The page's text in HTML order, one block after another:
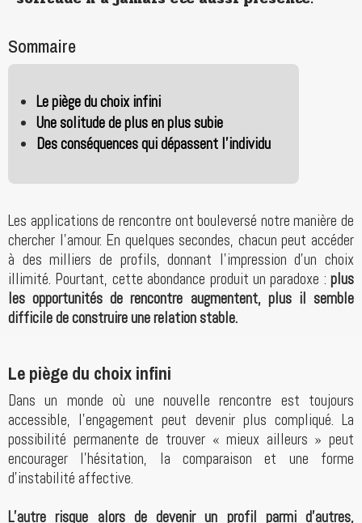
Sommaire
Le piège du choix infini
Une solitude de plus en plus subie
Des conséquences qui dépassent l’individu
Les applications de rencontre ont bouleversé notre manière de
chercher l’amour. En quelques secondes, chacun peut accéder
à des milliers de profils, donnant l’impression d’un choix
illimité. Pourtant, cette abondance produit un paradoxe : plus
les opportunités de rencontre augmentent, plus il semble
difficile de construire une relation stable.
Le piège du choix infini
Dans un monde où une nouvelle rencontre est toujours
accessible, l’engagement peut devenir plus compliqué. La
possibilité permanente de trouver « mieux ailleurs » peut
encourager l’hésitation, la comparaison et une forme
d’instabilité affective.
L’autre risque alors de devenir un profil parmi d’autres,